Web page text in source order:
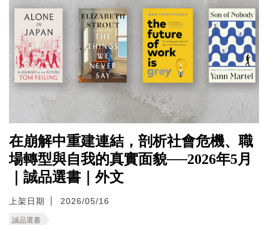
在崩解中重建連結，剖析社會危機、職
場轉型與自我的真實面貌──2026年5月
｜誠品選書｜外文
上架日期 2026/05/16
誠品選書